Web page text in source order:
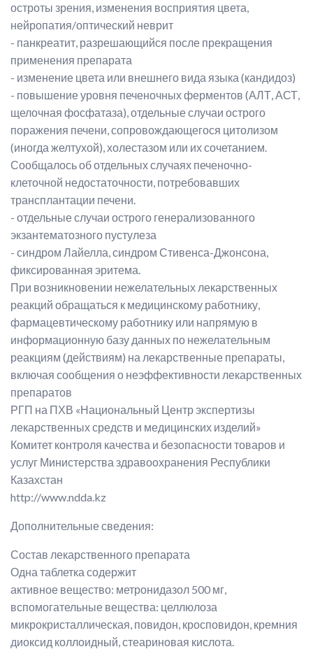
остроты зрения, изменения восприятия цвета,
нейропатия/оптический неврит
- панкреатит, разрешающийся после прекращения
применения препарата
- изменение цвета или внешнего вида языка (кандидоз)
- повышение уровня печеночных ферментов (АЛТ, АСТ,
щелочная фосфатаза), отдельные случаи острого
поражения печени, сопровождающегося цитолизом
(иногда желтухой), холестазом или их сочетанием.
Сообщалось об отдельных случаях печеночно-
клеточной недостаточности, потребовавших
трансплантации печени.
- отдельные случаи острого генерализованного
экзантематозного пустулеза
- синдром Лайелла, синдром Стивенса-Джонсона,
фиксированная эритема.
При возникновении нежелательных лекарственных
реакций обращаться к медицинскому работнику,
фармацевтическому работнику или напрямую в
информационную базу данных по нежелательным
реакциям (действиям) на лекарственные препараты,
включая сообщения о неэффективности лекарственных
препаратов
РГП на ПХВ «Национальный Центр экспертизы
лекарственных средств и медицинских изделий»
Комитет контроля качества и безопасности товаров и
услуг Министерства здравоохранения Республики
Казахстан
http://www.ndda.kz
Дополнительные сведения:
Состав лекарственного препарата
Одна таблетка содержит
активное вещество: метронидазол 500 мг,
вспомогательные вещества: целлюлоза
микрокристаллическая, повидон, кросповидон, кремния
диоксид коллоидный, стеариновая кислота.